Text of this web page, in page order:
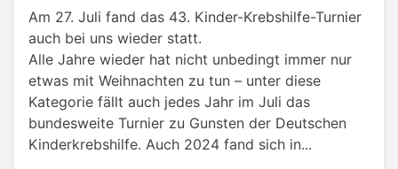
Am 27. Juli fand das 43. Kinder-Krebshilfe-Turnier
auch bei uns wieder statt.
Alle Jahre wieder hat nicht unbedingt immer nur
etwas mit Weihnachten zu tun – unter diese
Kategorie fällt auch jedes Jahr im Juli das
bundesweite Turnier zu Gunsten der Deutschen
Kinderkrebshilfe. Auch 2024 fand sich in...